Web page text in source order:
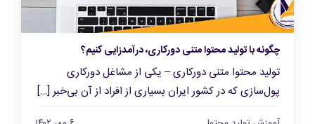
چگونه با تولید محتوا متنی دورکاری، درآمدزایی کنیم؟
تولید محتوا متنی دورکاری – یکی از مشاغل دورکاری
پول‌سازی که در کشور ایران بسیاری از افراد از آن بی‌خبر […]